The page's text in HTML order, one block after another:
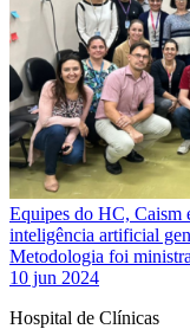
Equipes do HC, Caism
inteligência artificial
Metodologia foi
10 jun 2024
Hospital de Clínicas